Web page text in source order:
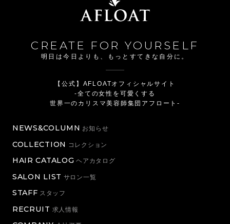
CREATE FOR YOURSELF
明日は今日よりも、もっとすてきな自分に。
【公式】AFLOATオフィシャルサイト
-全ての女性を可愛くする
世界一のカリスマ美容師集団アフロート-
NEWS&COLUMN お知らせ
COLLECTION コレクション
HAIR CATALOG ヘアカタログ
SALON LIST サロン一覧
STAFF スタッフ
RECRUIT 求人情報